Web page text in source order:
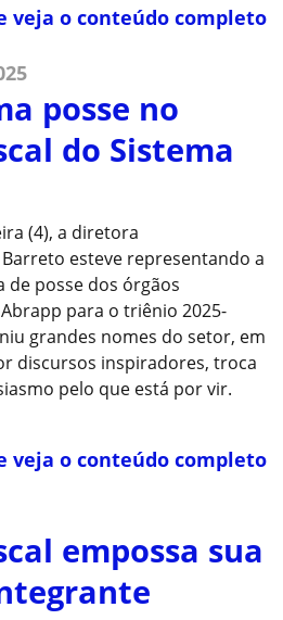
veja o conteúdo completo
posse no
do Sistema
(4), a diretora
esteve representando a
de posse dos órgãos
para o triênio 2025-
grandes nomes do setor, em
discursos inspiradores, troca
pelo que está por vir.
veja o conteúdo completo
empossa sua